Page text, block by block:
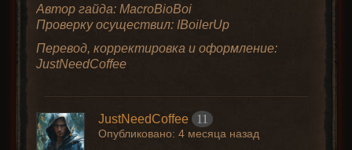
Автор гайда: MacroBioBoi
Проверку осуществил: IBoilerUp
Перевод, корректировка и оформление:
JustNeedCoffee
JustNeedCoffee 11
Опубликовано: 4 месяца назад